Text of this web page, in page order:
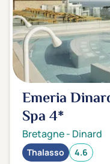
Emeria
Spa4*
Bretagne- Dinard
Thalasso 4.6